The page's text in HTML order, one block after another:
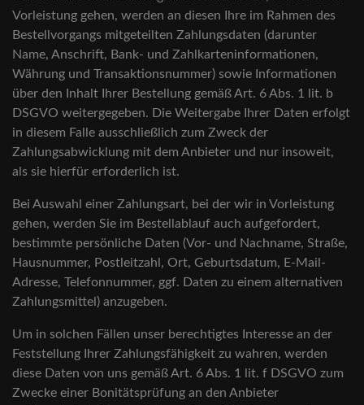
Vorleistung gehen, werden an diesen Ihre im Rahmen des
Bestellvorgangs mitgeteilten Zahlungsdaten (darunter
Name, Anschrift, Bank- und Zahlkarteninformationen,
Währung und Transaktionsnummer) sowie Informationen
über den Inhalt Ihrer Bestellung gemäß Art. 6 Abs. 1 lit. b
DSGVO weitergegeben. Die Weitergabe Ihrer Daten erfolgt
in diesem Falle ausschließlich zum Zweck der
Zahlungsabwicklung mit dem Anbieter und nur insoweit,
als sie hierfür erforderlich ist.
Bei Auswahl einer Zahlungsart, bei der wir in Vorleistung
gehen, werden Sie im Bestellablauf auch aufgefordert,
bestimmte persönliche Daten (Vor- und Nachname, Straße,
Hausnummer, Postleitzahl, Ort, Geburtsdatum, E-Mail-
Adresse, Telefonnummer, ggf. Daten zu einem alternativen
Zahlungsmittel) anzugeben.
Um in solchen Fällen unser berechtigtes Interesse an der
Feststellung Ihrer Zahlungsfähigkeit zu wahren, werden
diese Daten von uns gemäß Art. 6 Abs. 1 lit. f DSGVO zum
Zwecke einer Bonitätsprüfung an den Anbieter